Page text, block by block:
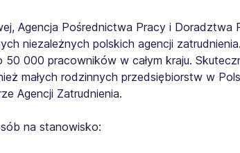
Agencja Pośrednictwa Pracy i Doradztwa
niezależnych polskich agencji
50 000 pracowników w całym kraju.
małych rodzinnych przedsiębiorstw w
Agencji Zatrudnienia.
na stanowisko: